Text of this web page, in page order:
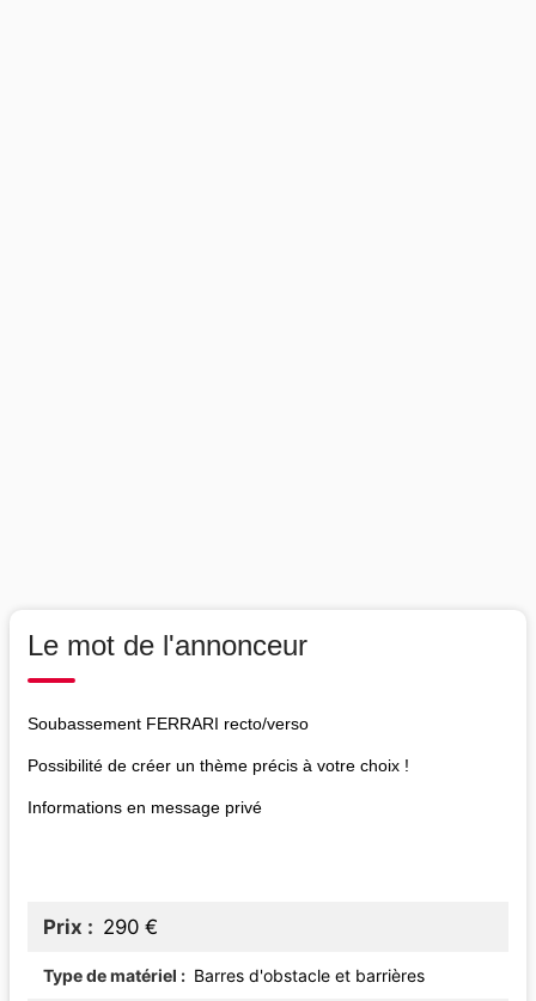
Le mot de l'annonceur
Soubassement FERRARI recto/verso
Possibilité de créer un thème précis à votre choix !
Informations en message privé
Prix 290 €
Type de matériel Barres d'obstacle et barrières